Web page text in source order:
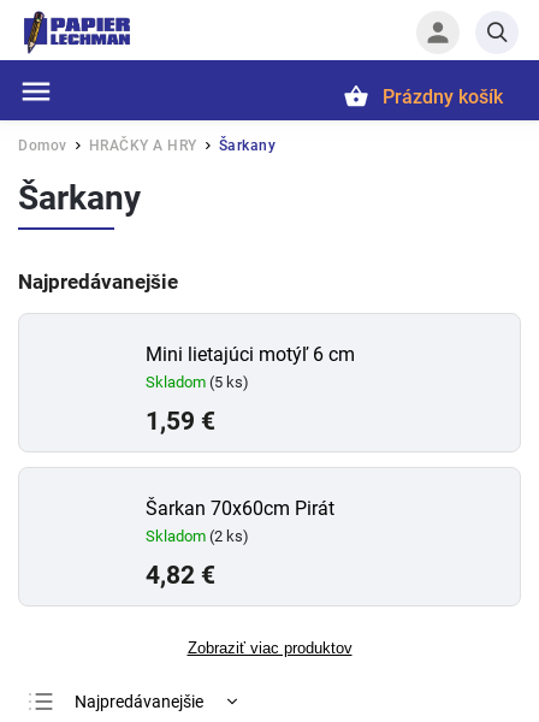
Hľadať
Prázdny košík
Domov / HRAČKY A HRY / Šarkany
Šarkany
Najpredávanejšie
Mini lietajúci motýľ 6 cm
Skladom (5 ks)
1,59 €
Šarkan 70x60cm Pirát
Skladom (2 ks)
4,82 €
Zobraziť viac produktov
Najpredávanejšie